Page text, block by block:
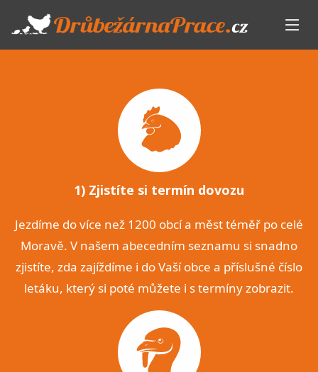
1) Zjistíte si termín dovozu
Jezdíme do více než 1200 obcí a měst téměř po celé
Moravě. V našem abecedním seznamu si snadno
zjistíte, zda zajíždíme i do Vaší obce a příslušné číslo
letáku, který si poté můžete i s termíny zobrazit.